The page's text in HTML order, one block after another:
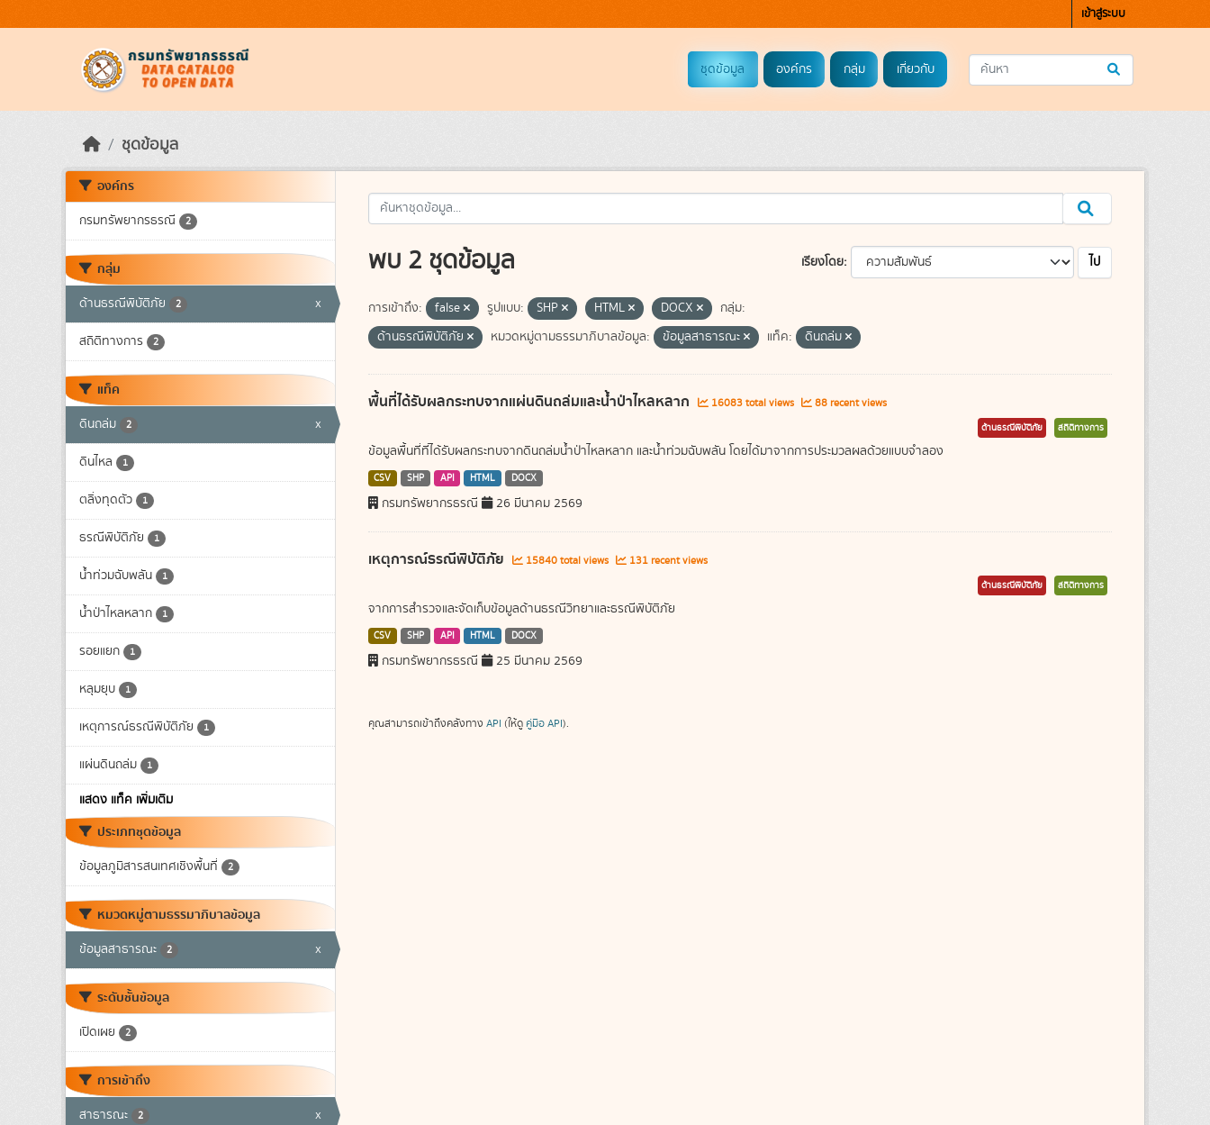
เข้าสู่ระบบ
ชุดข้อมูล องค์กร กลุ่ม เกี่ยวกับ
ชุดข้อมูล
องค์กร
กรมทรัพยากรธรณี 2
กลุ่ม
ด้านธรณีพิบัติภัย 2 x
สถิติทางการ 2
แท็ค
ดินถล่ม 2 x
ดินไหล 1
ตลิ่งทุดตัว 1
ธรณีพิบัติภัย 1
น้ำท่วมฉับพลัน 1
น้ำป่าไหลหลาก 1
รอยแยก 1
หลุมยุบ 1
เหตุการณ์ธรณีพิบัติภัย 1
แผ่นดินถล่ม 1
แสดง แท็ค เพิ่มเติม
ประเภทชุดข้อมูล
ข้อมูลภูมิสารสนเทศเชิงพื้นที่ 2
หมวดหมู่ตามธรรมาภิบาลข้อมูล
ข้อมูลสาธารณะ 2 x
ระดับชั้นข้อมูล
เปิดเผย 2
การเข้าถึง
สาธารณะ 2 x
เรียงโดย ไป
พบ 2 ชุดข้อมูล
การเข้าถึง: false รูปแบบ: SHP HTML DOCX
กลุ่ม:
ด้านธรณีพิบัติภัย
หมวดหมู่ตามธรรมาภิบาลข้อมูล: ข้อมูลสาธารณะ แท็ค: ดินถล่ม
พื้นที่ได้รับผลกระทบจากแผ่นดินถล่มและน้ำป่าไหลหลาก 16083 total views 88 recent views
ด้านธรณีพิบัติภัย สถิติทางการ
ข้อมูลพื้นที่ที่ได้รับผลกระทบจากดินถล่มน้ำป่าไหลหลาก และน้ำท่วมฉับพลัน โดยได้มาจากการประมวลผลด้วยแบบจำลอง
CSV SHP API HTML DOCX
กรมทรัพยากรธรณี 26 มีนาคม 2569
เหตุการณ์ธรณีพิบัติภัย 15840 total views 131 recent views
ด้านธรณีพิบัติภัย สถิติทางการ
จากการสำรวจและจัดเก็บข้อมูลด้านธรณีวิทยาและธรณีพิบัติภัย
CSV SHP API HTML DOCX
กรมทรัพยากรธรณี 25 มีนาคม 2569
คุณสามารถเข้าถึงคลังทาง API (ให้ดู คู่มือ API).